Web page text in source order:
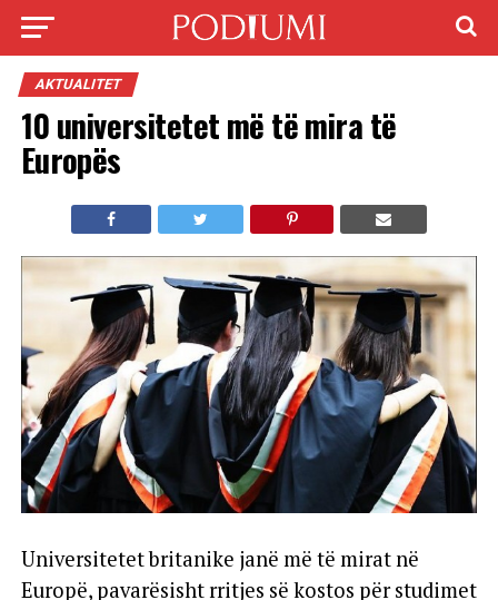
AKTUALITET
10 universitetet më të mira të
Europës
Universitetet britanike janë më të mirat në
Europë, pavarësisht rritjes së kostos për studimet